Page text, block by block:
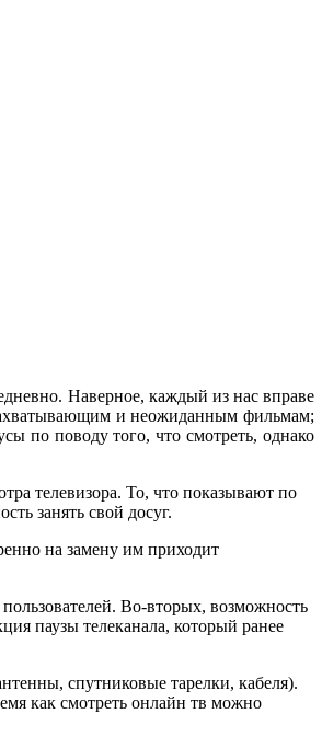
Наверное, каждый из нас вправе
и неожиданным фильмам;
по поводу того, что смотреть, однако
телевизора. То, что показывают по
занять свой досуг.
на замену им приходит
Во-вторых, возможность
паузы телеканала, который ранее
спутниковые тарелки, кабеля).
как смотреть онлайн тв можно